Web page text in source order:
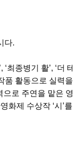
다.
’, ‘최종병기 활’, ‘더 테
품 활동으로 실력을
으로 주연을 맡은 영
화제 수상작 ‘시 ’를